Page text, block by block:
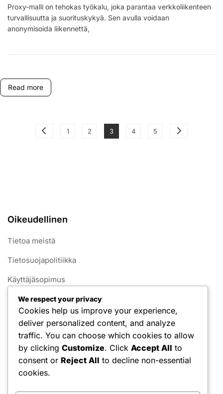
Malli:
Käyttö,
Proxy-malli on tehokas työkalu, joka parantaa verkkoliikenteen
turvallisuutta ja suorituskykyä. Sen avulla voidaan
anonymisoida liikennettä,
Read more
Posts
Page
1 Page
2 Page
3 Page
4 Page
5
Oikeudellinen
Tietoa meistä
Tietosuojapolitiikka
Käyttäjäsopimus
Yhteystiedot
Evästekäytäntö
Kategoriat
Käyttäytymismallit
We respect your privacy
Cookies help us improve your experience,
deliver personalized content, and analyze
traffic. You can choose which cookies to allow
by clicking Customize. Click Accept All to
consent or Reject All to decline non-essential
cookies.